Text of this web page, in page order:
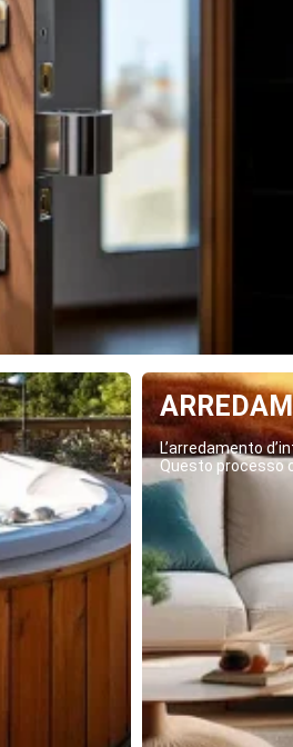
L’arredamento
Questo processo